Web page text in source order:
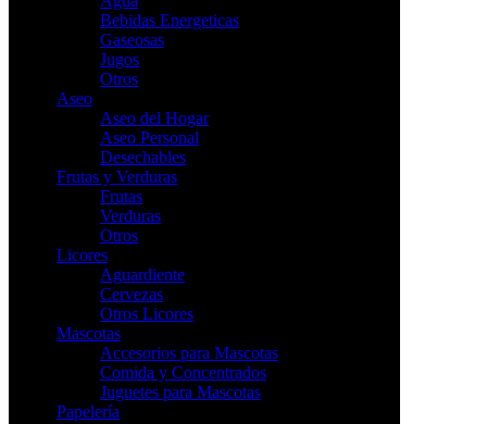
Bebidas Energeticas
Gaseosas
Jugos
Otros
Aseo
Aseo del Hogar
Aseo Personal
Desechables
Frutas y Verduras
Frutas
Verduras
Otros
Licores
Aguardiente
Cervezas
Otros Licores
Mascotas
Accesorios para Mascotas
Comida y Concentrados
Juguetes para Mascotas
Papelería